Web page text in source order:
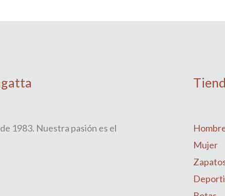
1983. Nuestra pasión es el
Mujer